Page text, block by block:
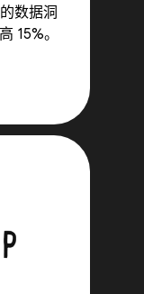
数据洞
15%。